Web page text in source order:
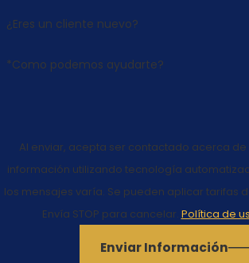
¿Eres un cliente nuevo?
*Como podemos ayudarte?
Al enviar, acepta ser contactado acerca de
información utilizando tecnología
los mensajes varía. Se pueden aplicar tarifas
Envía STOP para cancelar. Política de
Enviar Información